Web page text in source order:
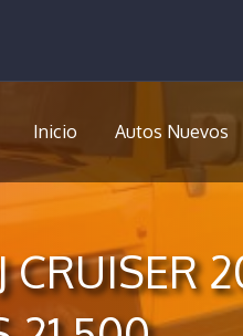
Inicio Autos Nuevos
CRUISER